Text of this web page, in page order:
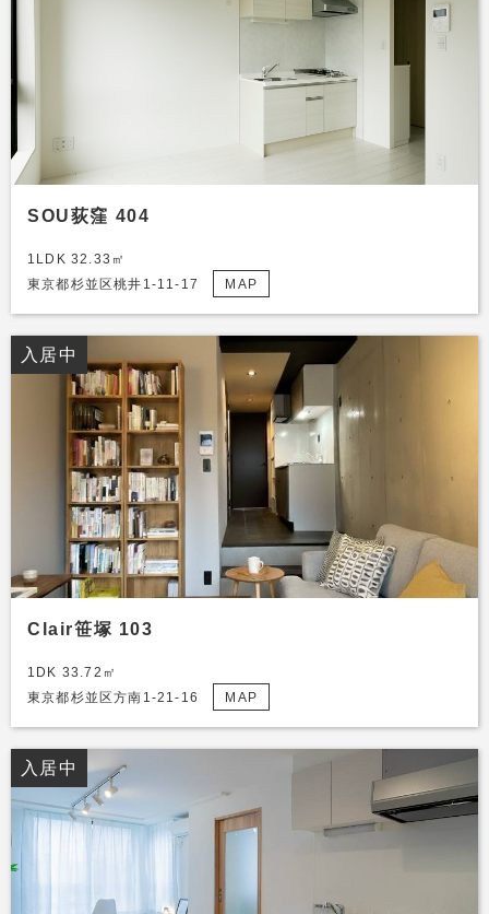
SOU荻窪 404
1LDK 32.33㎡
東京都杉並区桃井1-11-17
MAP
入居中
Clair笹塚 103
1DK 33.72㎡
東京都杉並区方南1-21-16
MAP
入居中